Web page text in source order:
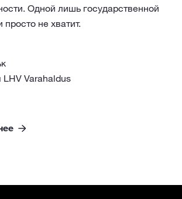
Одной лишь государственной
просто не хватит.
Varahaldus